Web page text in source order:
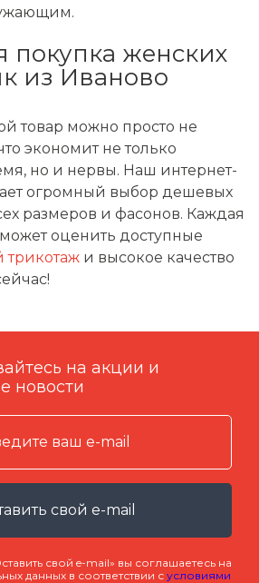
покупка женских
из Иваново
товар можно просто не
экономит не только
но и нервы. Наш интернет-
огромный выбор дешевых
размеров и фасонов. Каждая
оценить доступные
трикотаж и высокое качество
на акции и
новости
свой e-mail
свой e-mail» вы соглашаетесь на
данных в соответствии с условиями